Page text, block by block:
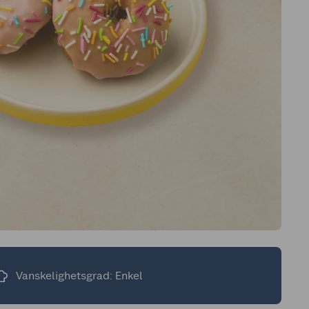
Vanskelighetsgrad: Enkel